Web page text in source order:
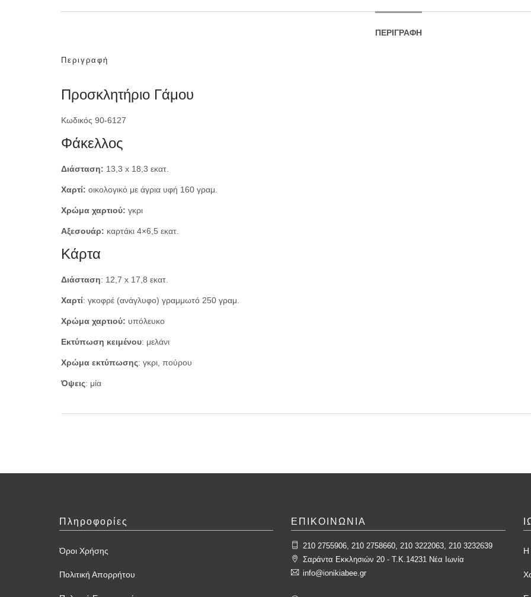
ΠΕΡΙΓΡΑΦΉ
Περιγραφή
Προσκλητήριο Γάμου
Κωδικός 90-6127
Φάκελλος
Διάσταση: 13,3 x 18,3 εκατ.
Χαρτί: οικολογικό με άγρια υφή 160 γραμ.
Χρώμα χαρτιού: γκρι
Αξεσουάρ: καρτάκι 4×6,5 εκατ.
Κάρτα
Διάσταση: 12,7 x 17,8 εκατ.
Χαρτί: γκοφρέ (ανάγλυφο) γραμμωτό 250 γραμ.
Χρώμα χαρτιού: υπόλευκο
Εκτύπωση κειμένου: μελάνι
Χρώμα εκτύπωσης: γκρι, πούρου
Όψεις: μία
Πληροφορίες
Όροι Χρήσης
Πολιτική Απορρήτου
ΕΠΙΚΟΙΝΩΝΙΑ
210 2755906, 210 2758660, 210 3222063, 210 3232639
Σαράντα Εκκλησιών 20 - T.K.14231 Νέα Ιωνία
info@ionikiabee.gr
Η